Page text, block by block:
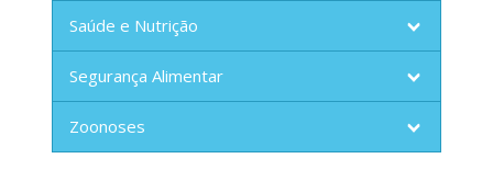
Saúde e Nutrição
Segurança Alimentar
Zoonoses